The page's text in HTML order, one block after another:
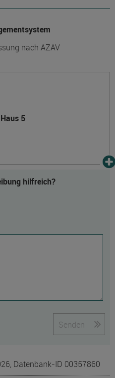
nach AZAV
5
hilfreich?
Senden
Datenbank-ID 00357860